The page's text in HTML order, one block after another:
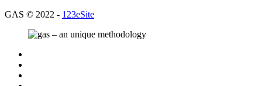
GAS © 2022 - 123eSite